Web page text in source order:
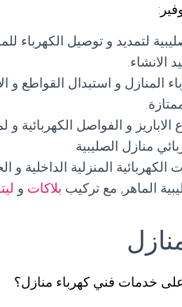
لتمديد و توصيل الكهرباء
الانشاء.
المنازل و استبدال القواطع و
و الفواصل الكهربائية و
منازل الصليبية.
المنزلية الداخلية و
الماهر, مع تركيب بلاكات و
خدمات فني كهرباء منازل؟